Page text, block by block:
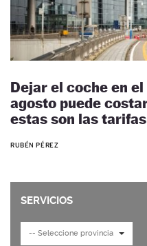
Dejar el coche en
agosto puede
estas son las
RUBÉN PÉREZ